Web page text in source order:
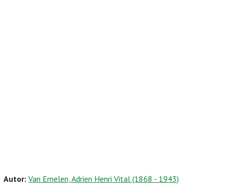
Autor: Van Emelen, Adrien Henri Vital (1868 - 1943)